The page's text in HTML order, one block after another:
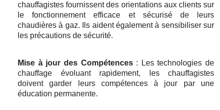
chauffagistes fournissent des orientations aux clients sur
le fonctionnement efficace et sécurisé de leurs
chaudières à gaz. Ils aident également à sensibiliser sur
les précautions de sécurité.
Mise à jour des Compétences: Les technologies de
chauffage évoluant rapidement, les chauffagistes
doivent garder leurs compétences à jour par une
éducation permanente.